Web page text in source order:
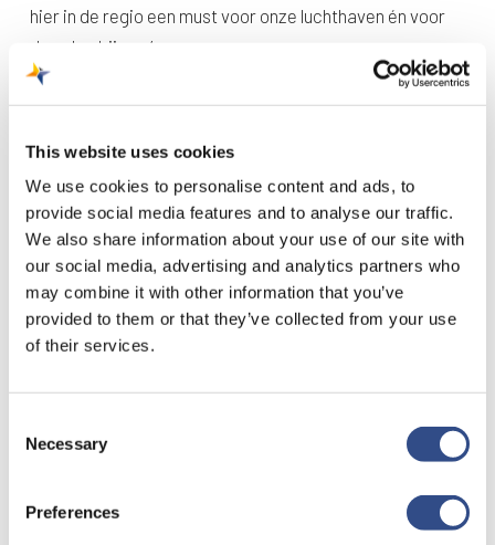
This website uses cookies
We use cookies to personalise content and ads, to
provide social media features and to analyse our traffic.
We also share information about your use of our site with
our social media, advertising and analytics partners who
may combine it with other information that you’ve
provided to them or that they’ve collected from your use
of their services.
Selection
Necessary
Preferences
hier in de regio een must voor onze luchthaven én voor
deze bedrijven.’
Sinds de ontvangst van de CEIV-certificering in
november 2019 handelde de luchthaven bijna 15.000
zendingen die tussen 2°C en 25°C vervoerd en
opgeslagen moet worden.
Recente berichten
Nieuwe AI-primeur voor Maastricht Aachen Airport: